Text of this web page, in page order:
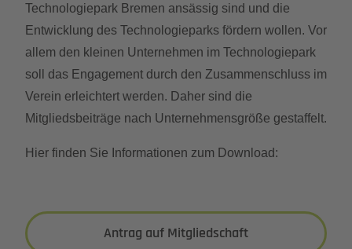
Technologiepark Bremen ansässig sind und die
Entwicklung des Technologieparks fördern wollen. Vor
allem den kleinen Unternehmen im Technologiepark
soll das Engagement durch den Zusammenschluss im
Verein erleichtert werden. Daher sind die
Mitgliedsbeiträge nach Unternehmensgröße gestaffelt.
Hier finden Sie Informationen zum Download:
Antrag auf Mitgliedschaft